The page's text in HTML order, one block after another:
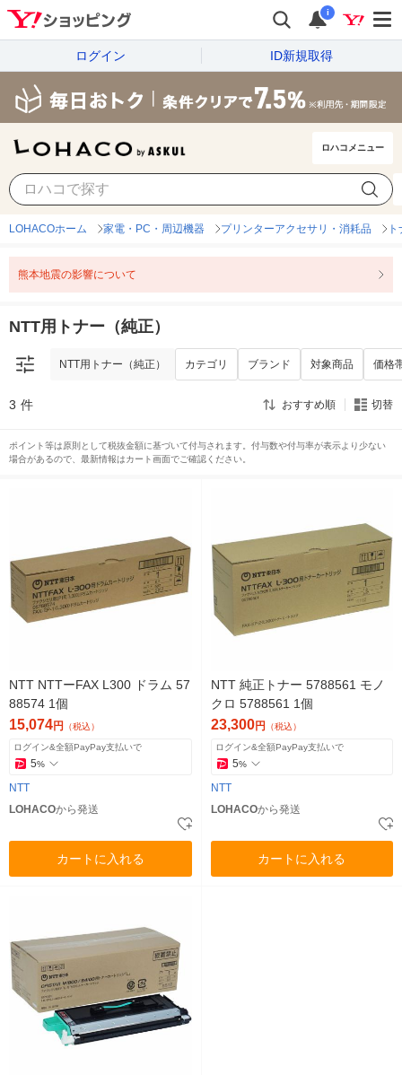
i
ログイン ID新規取得
ロハコメニュー
NTT用トナー（純正） 価格
LOHACOホーム 家電・PC・周辺機器 プリンターアクセサリ・消耗品
熊本地震の影響について
NTT用トナー（純正）
NTT用トナー（純正） カテゴリ ブランド 対象商品 価格
3 件 おすすめ順 切替
ポイント等は原則として税抜金額に基づいて付与されます。付与数や付与率が表示より少ない
場合があるので、最新情報はカート画面でご確認ください。
NTT NTTーFAX L300 ドラム 57
88574 1個
15,074円 （税込）
ログイン&全額PayPay支払いで
5%
NTT
LOHACOから発送
カートに入れる
NTT 純正トナー 5788561 モノ
クロ 5788561 1個
23,300円 （税込）
ログイン&全額PayPay支払いで
5%
NTT
LOHACOから発送
カートに入れる